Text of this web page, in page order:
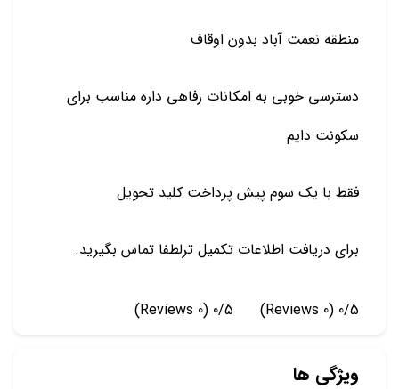
منطقه نعمت آباد بدون اوقاف
دسترسی خوبی به امکانات رفاهی داره مناسب برای
سکونت دایم
فقط با یک سوم پیش پرداخت کلید تحویل
برای دریافت اطلاعات تکمیل ترلطفا تماس بگیرید.
0/5
(0 Reviews)
0/5
(0 Reviews)
ویژگی ها